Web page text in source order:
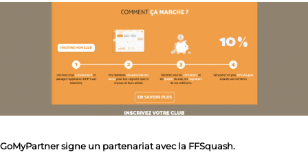
GoMyPartner signe un partenariat avec la FFSquash.